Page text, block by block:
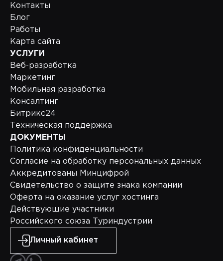
Контакты
Блог
Работы
Карта сайта
УСЛУГИ
Веб-разработка
Маркетинг
Мобильная разработка
Консалтинг
Битрикс24
Техническая поддержка
ДОКУМЕНТЫ
Политика конфиденциальности
Согласие на обработку персональных данных
Аккредитованы Минцифрой
Свидетельство о защите знака компании
Оферта на оказание услуг хостинга
Действующие участники
Российского союза Туриндустрии
Личный кабинет